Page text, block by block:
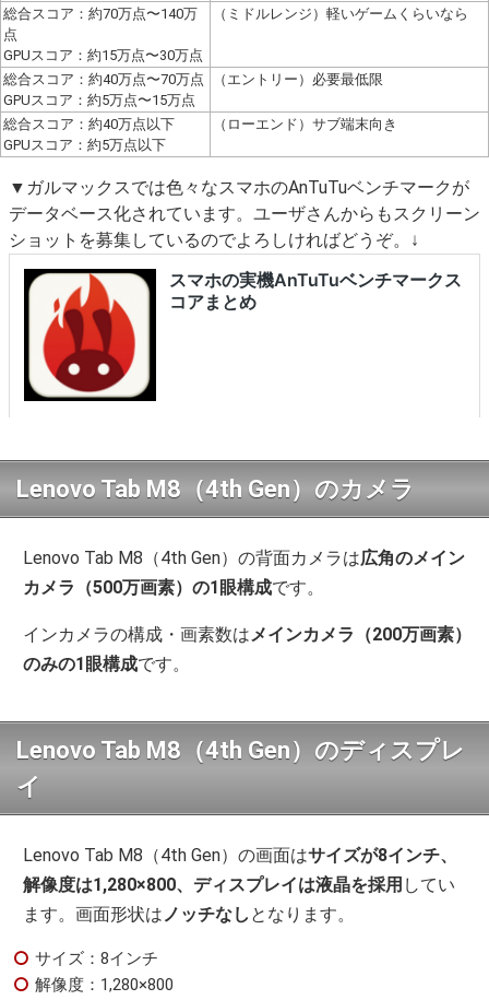
総合スコア：約70万点〜140万
点
GPUスコア：約15万点〜30万点
（ミドルレンジ）軽いゲームくらいなら
総合スコア：約40万点〜70万点
GPUスコア：約5万点〜15万点
（エントリー）必要最低限
総合スコア：約40万点以下
GPUスコア：約5万点以下
（ローエンド）サブ端末向き
▼ガルマックスでは色々なスマホのAnTuTuベンチマークが
データベース化されています。ユーザさんからもスクリーン
ショットを募集しているのでよろしければどうぞ。↓
Lenovo Tab M8（4th Gen）のカメラ
Lenovo Tab M8（4th Gen）の背面カメラは広角のメイン
カメラ（500万画素）の1眼構成です。
インカメラの構成・画素数はメインカメラ（200万画素）
のみの1眼構成です。
Lenovo Tab M8（4th Gen）のディスプレ
イ
Lenovo Tab M8（4th Gen）の画面はサイズが8インチ、
解像度は1,280×800、ディスプレイは液晶を採用 してい
ます。画面形状はノッチなし となります。
サイズ：8インチ
解像度：1,280×800